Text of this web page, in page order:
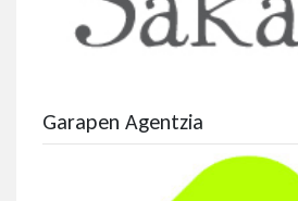
Garapen Agentzia